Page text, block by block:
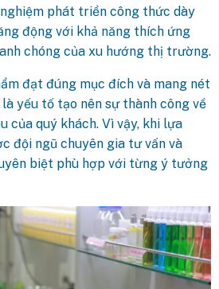
phát triển công thức dày
động với khả năng thích ứng
chóng của xu hướng thị trường.
đạt đúng mục đích và mang nét
yếu tố tạo nên sự thành công về
của quý khách. Vì vậy, khi lựa
đội ngũ chuyên gia tư vấn và
biệt phù hợp với từng ý tưởng